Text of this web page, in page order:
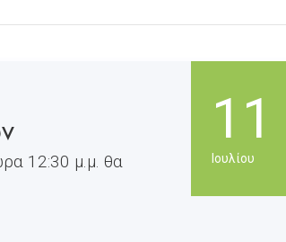
11
Ιουλίου
12:30 μ.μ. θα